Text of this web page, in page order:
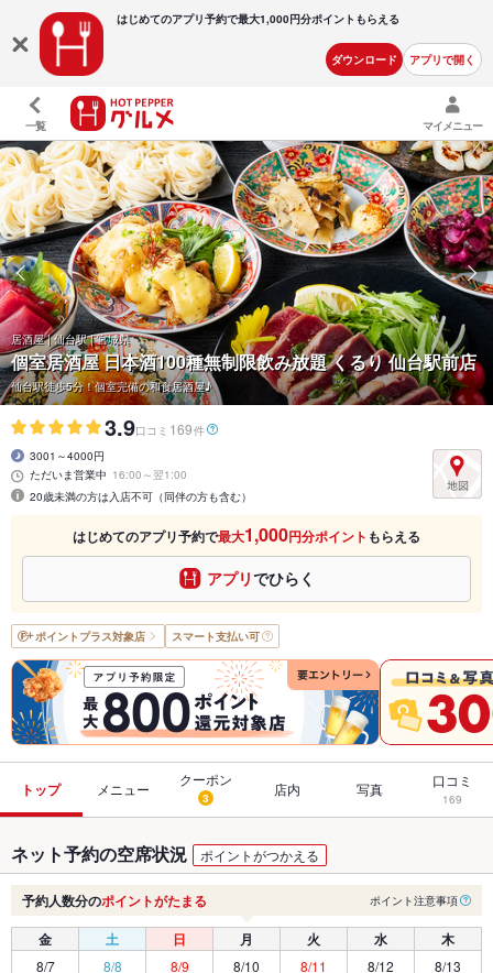
はじめてのアプリ予約で最大1,000円分ポイントもらえる
ダウンロード アプリで開く
一覧 マイメニュー
居酒屋 | 仙台駅 | 宮城県
個室居酒屋 日本酒100種無制限飲み放題 くるり 仙台駅前店
仙台駅徒歩5分！個室完備の和食居酒屋♪
3.9口コミ 169件
3001～4000円
ただいま営業中 16:00～翌1:00
20歳未満の方は入店不可（同伴の方も含む）
はじめてのアプリ予約で最大1,000円分ポイント もらえる
アプリでひらく
ポイントプラス対象店 スマート支払い可
トップ メニュー
クーポン
3 店内 写真 口コミ
169
ネット予約の空席状況 ポイントがつかえる
予約人数分のポイントがたまる ポイント注意事項
金 土 日 月 火 水 木
8/7 8/8 8/9 8/10 8/11 8/12 8/13